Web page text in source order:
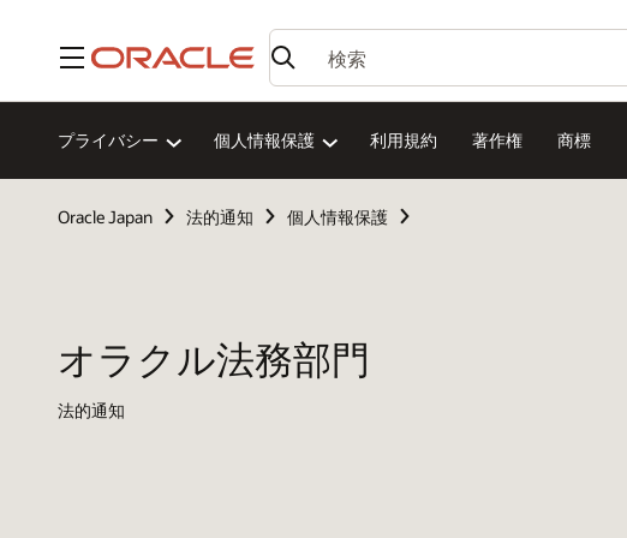
メニュー
プライバシー 個人情報保護 利用規約 著作権 商標
Oracle Japan 法的通知 個人情報保護
オラクル法務部門
法的通知